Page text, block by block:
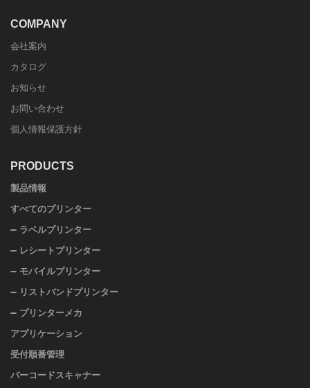
COMPANY
会社案内
カタログ
お知らせ
お問い合わせ
個人情報保護方針
PRODUCTS
製品情報
すべてのプリンター
ラベルプリンター
レシートプリンター
モバイルプリンター
リストバンドプリンター
プリンターメカ
アプリケーション
受付順番管理
バーコードスキャナー